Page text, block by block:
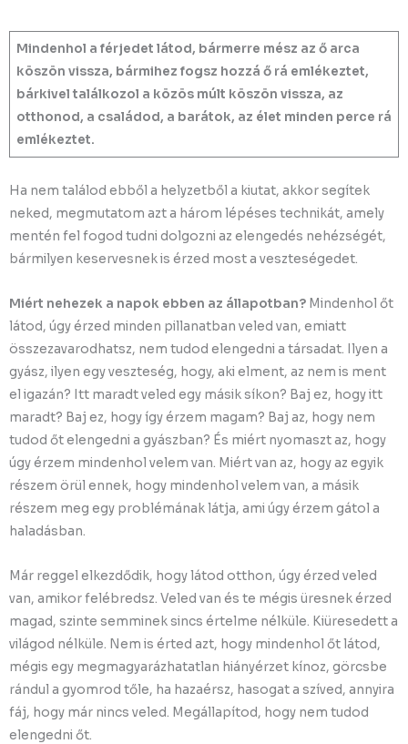
Mindenhol a férjedet látod, bármerre mész az ő arca
köszön vissza, bármihez fogsz hozzá ő rá emlékeztet,
bárkivel találkozol a közös múlt köszön vissza, az
otthonod, a családod, a barátok, az élet minden perce rá
emlékeztet.
Ha nem találod ebből a helyzetből a kiutat, akkor segítek
neked, megmutatom azt a három lépéses technikát, amely
mentén fel fogod tudni dolgozni az elengedés nehézségét,
bármilyen keservesnek is érzed most a veszteségedet.
Miért nehezek a napok ebben az állapotban? Mindenhol őt
látod, úgy érzed minden pillanatban veled van, emiatt
összezavarodhatsz, nem tudod elengedni a társadat. Ilyen a
gyász, ilyen egy veszteség, hogy, aki elment, az nem is ment
el igazán? Itt maradt veled egy másik síkon? Baj ez, hogy itt
maradt? Baj ez, hogy így érzem magam? Baj az, hogy nem
tudod őt elengedni a gyászban? És miért nyomaszt az, hogy
úgy érzem mindenhol velem van. Miért van az, hogy az egyik
részem örül ennek, hogy mindenhol velem van, a másik
részem meg egy problémának látja, ami úgy érzem gátol a
haladásban.
Már reggel elkezdődik, hogy látod otthon, úgy érzed veled
van, amikor felébredsz. Veled van és te mégis üresnek érzed
magad, szinte semminek sincs értelme nélküle. Kiüresedett a
világod nélküle. Nem is érted azt, hogy mindenhol őt látod,
mégis egy megmagyarázhatatlan hiányérzet kínoz, görcsbe
rándul a gyomrod tőle, ha hazaérsz, hasogat a szíved, annyira
fáj, hogy már nincs veled. Megállapítod, hogy nem tudod
elengedni őt.